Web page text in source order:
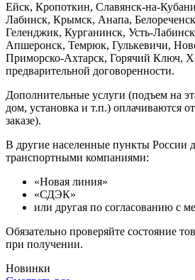
Ейск, Кропоткин, Славянск-на-
Лабинск, Крымск, Анапа,
Геленджик, Курганинск, Усть-
Апшеронск, Темрюк, Гулькевичи,
Приморско-Ахтарск, Горячий Ключ,
предварительной договоренности.
Дополнительные услуги (подъем на
дом, установка и т.п.) оплачиваются
заказе).
В другие населенные пункты России
транспортными компаниями:
«Новая линия»
«СДЭК»
или другая по согласованию с
Обязательно проверяйте состояние
при получении.
Новинки